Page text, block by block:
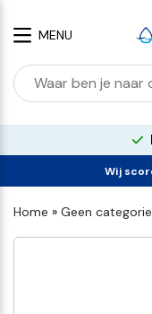
MENU
Wij
Home » Geen categorie